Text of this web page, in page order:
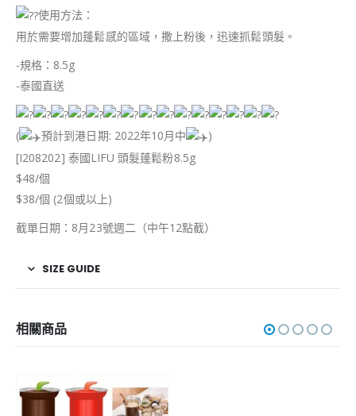
使用方法：
用於需要增加蓬鬆感的區域，撒上粉後，迅速抓鬆頭髮。
-規格：8.5g
-泰國直送
( 預計到港日期: 2022年10月中
)
[I208202] 泰國LIFU 頭髮蓬鬆粉8.5g
$48/個
$38/個 (2個或以上)
截單日期：8月23號週二（中午12點截）
SIZE GUIDE
相關商品